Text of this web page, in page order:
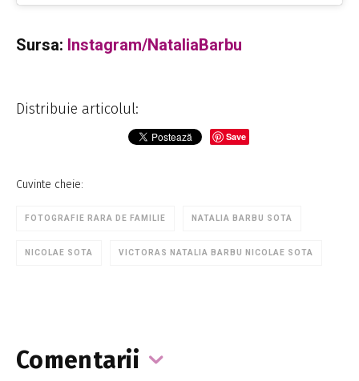
Sursa: Instagram/NataliaBarbu
Distribuie articolul:
Save
Cuvinte cheie:
FOTOGRAFIE RARA DE FAMILIE NATALIA BARBU SOTA
NICOLAE SOTA VICTORAS NATALIA BARBU NICOLAE SOTA
Comentarii